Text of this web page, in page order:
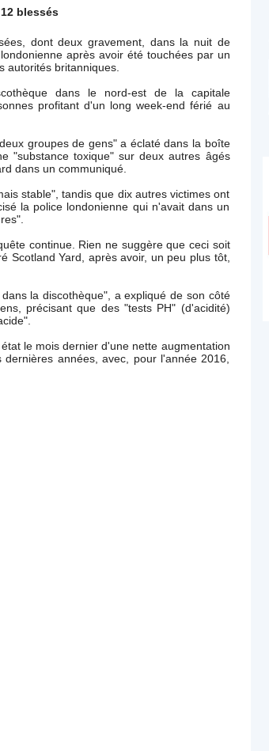
blessés
dont deux gravement, dans la nuit de
après avoir été touchées par un
autorités britanniques.
dans le nord-est de la capitale
profitant d'un long week-end férié au
groupes de gens" a éclaté dans la boîte
"substance toxique" sur deux autres âgés
dans un communiqué.
stable", tandis que dix autres victimes ont
la police londonienne qui n'avait dans un
continue. Rien ne suggère que ceci soit
Scotland Yard, après avoir, un peu plus tôt,
la discothèque", a expliqué de son côté
précisant que des "tests PH" (d'acidité)
le mois dernier d'une nette augmentation
années, avec, pour l'année 2016,